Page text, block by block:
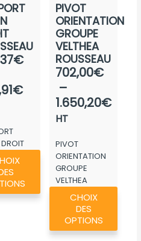
€
€
Plage
prix :
155,37€
Ce
produit
plusieurs
variations.
Les
PIVOT
ORIENTATION
GROUPE
VELTHEA
ROUSSEAU
702,00€
–
1.650,20€prix :
HT
PIVOT
ORIENTATION
GROUPE
VELTHEA
ROUSSEAU
CHOIX
DES
OPTIONS
Ce